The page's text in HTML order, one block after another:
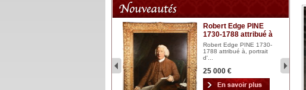
Robert Edge PINE
1730-1788 attribué à
Robert Edge PINE 1730-
1788 attribué à, portrait
d'...
25 000 €